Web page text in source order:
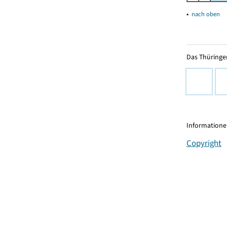
▴ nach oben
Das
Copyright